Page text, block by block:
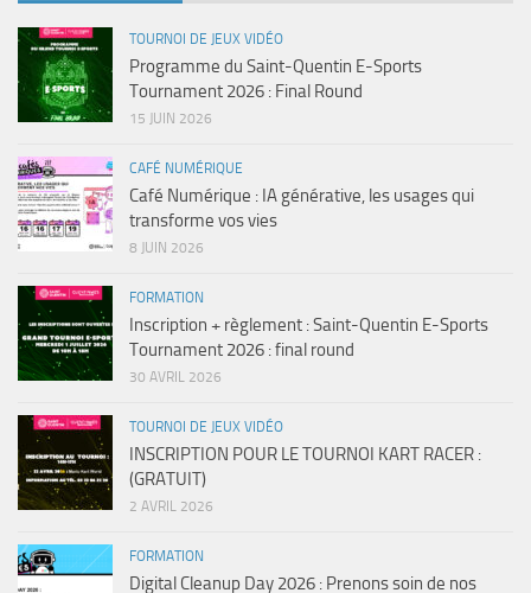
TOURNOI DE JEUX VIDÉO
Programme du Saint-Quentin E-Sports
Tournament 2026 : Final Round
15 JUIN 2026
CAFÉ NUMÉRIQUE
Café Numérique : IA générative, les usages qui
transforme vos vies
8 JUIN 2026
FORMATION
Inscription + règlement : Saint-Quentin E-Sports
Tournament 2026 : final round
30 AVRIL 2026
TOURNOI DE JEUX VIDÉO
INSCRIPTION POUR LE TOURNOI KART RACER :
(GRATUIT)
2 AVRIL 2026
FORMATION
Digital Cleanup Day 2026 : Prenons soin de nos